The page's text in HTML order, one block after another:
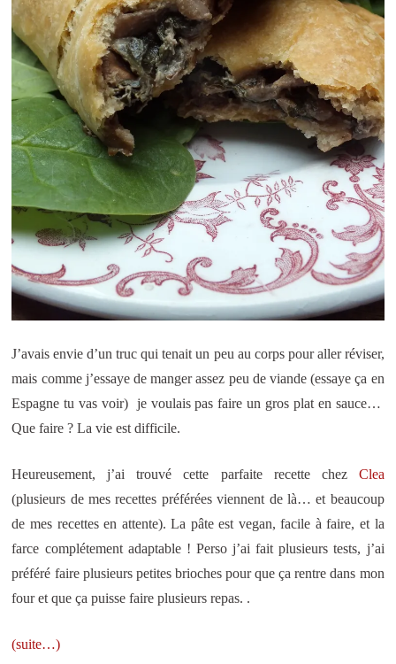
J’avais envie d’un truc qui tenait un peu au corps pour aller réviser,
mais comme j’essaye de manger assez peu de viande (essaye ça en
Espagne tu vas voir) je voulais pas faire un gros plat en sauce…
Que faire ? La vie est difficile.
Heureusement, j’ai trouvé cette parfaite recette chez Clea
(plusieurs de mes recettes préférées viennent de là… et beaucoup
de mes recettes en attente). La pâte est vegan, facile à faire, et la
farce complétement adaptable ! Perso j’ai fait plusieurs tests, j’ai
préféré faire plusieurs petites brioches pour que ça rentre dans mon
four et que ça puisse faire plusieurs repas. .
(suite…)